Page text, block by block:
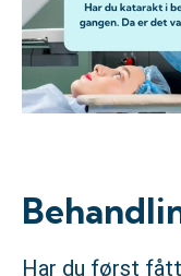
Har du først